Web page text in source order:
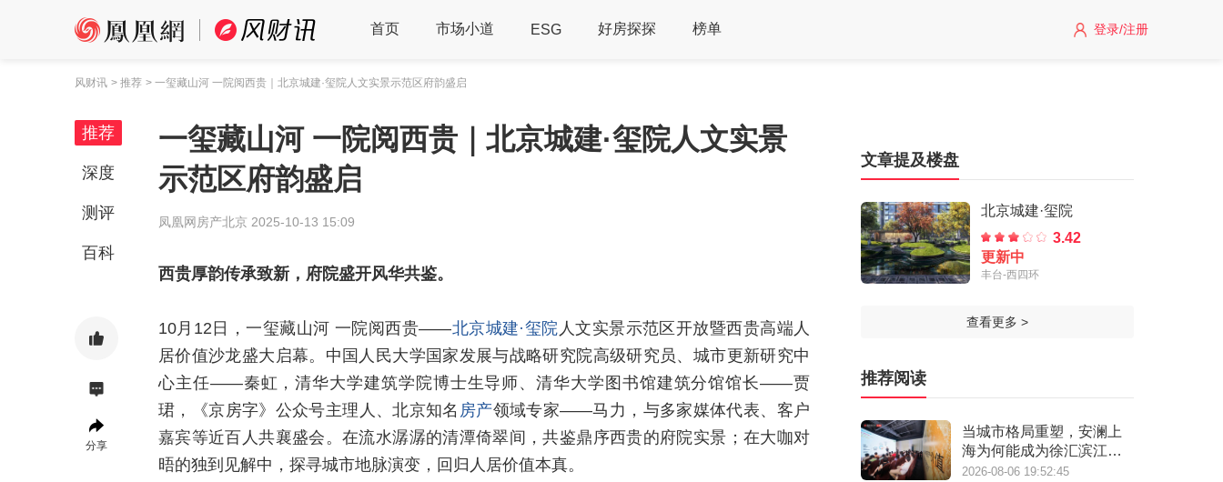
首页 市场小道 ESG 好房探探 榜单 登录/注册
风财讯 > 推荐 > 一玺藏山河 一院阅西贵｜北京城建·玺院人文实景示范区府韵盛启
推荐
深度
测评
百科
分享
一玺藏山河 一院阅西贵｜北京城建·玺院人文实景
示范区府韵盛启
凤凰网房产北京 2025-10-13 15:09
西贵厚韵传承致新，府院盛开风华共鉴。
10月12日，一玺藏山河 一院阅西贵——北京城建·玺院 人文实景示范区开放暨西贵高端人
居价值沙龙盛大启幕。中国人民大学国家发展与战略研究院高级研究员、城市更新研究中
心主任——秦虹，清华大学建筑学院博士生导师、清华大学图书馆建筑分馆馆长——贾
珺，《京房字》公众号主理人、北京知名 房产领域专家——马力，与多家媒体代表、客户
嘉宾等近百人共襄盛会。在流水潺潺的清潭倚翠间，共鉴鼎序西贵的府院实景；在大咖对
晤的独到见解中，探寻城市地脉演变，回归人居价值本真。
文章提及楼盘
北京城建·玺院
3.42
更新中
丰台-西四环
查看更多 >
推荐阅读
当城市格局重塑，安澜上
海为何能成为徐汇滨江承
接“新质生产力”的人居锚
2026-08-06 19:52:45